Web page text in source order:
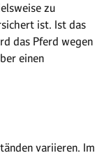
zu
ist. Ist das
das Pferd wegen
einen
variieren. Im